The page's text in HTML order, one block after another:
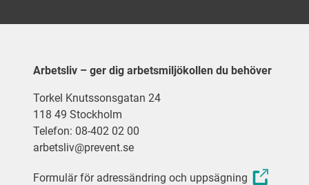
Arbetsliv – ger dig arbetsmiljökollen du behöver
Torkel Knutssonsgatan 24
118 49 Stockholm
Telefon: 08-402 02 00
arbetsliv@prevent.se
Formulär för adressändring och uppsägning